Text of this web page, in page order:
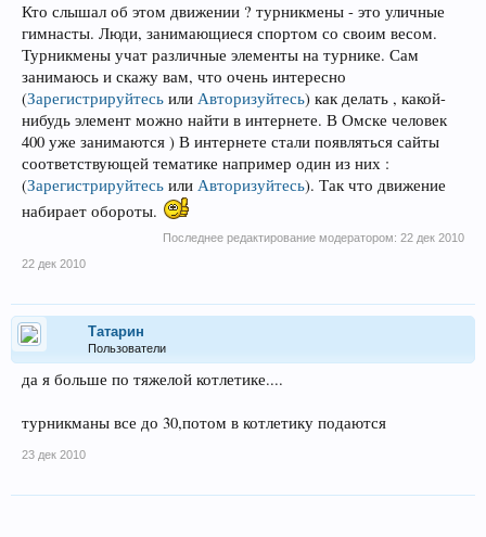
Кто слышал об этом движении ? турникмены - это уличные
гимнасты. Люди, занимающиеся спортом со своим весом.
Турникмены учат различные элементы на турнике. Сам
занимаюсь и скажу вам, что очень интересно
(Зарегистрируйтесь или Авторизуйтесь) как делать , какой-
нибудь элемент можно найти в интернете. В Омске человек
400 уже занимаются ) В интернете стали появляться сайты
соответствующей тематике например один из них :
(Зарегистрируйтесь или Авторизуйтесь). Так что движение
набирает обороты.
Последнее редактирование модератором: 22 дек 2010
22 дек 2010
Татарин
Пользователи
да я больше по тяжелой котлетике....
турникманы все до 30,потом в котлетику подаются
23 дек 2010